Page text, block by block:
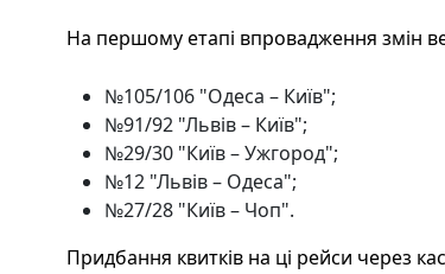
На першому етапі впровадження змін
№105/106 "Одеса – Київ";
№91/92 "Львів – Київ";
№29/30 "Київ – Ужгород";
№12 "Львів – Одеса";
№27/28 "Київ – Чоп".
Придбання квитків на ці рейси через